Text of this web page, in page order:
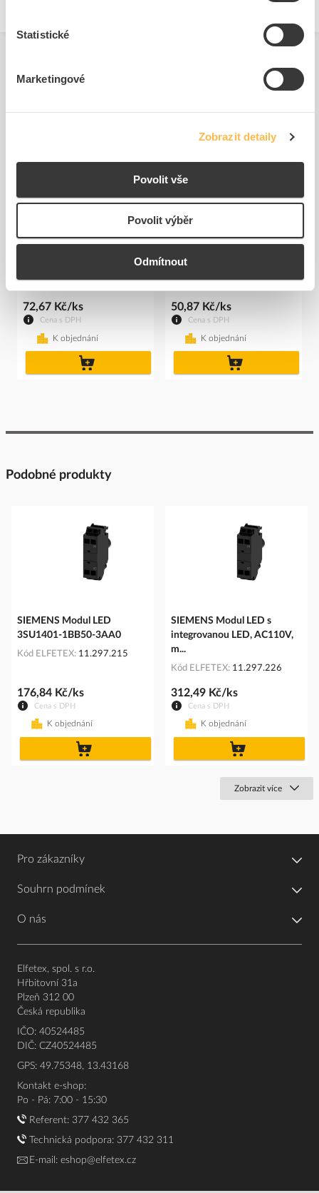
Statistické
Marketingové
Zobrazit detaily
Povolit vše
Povolit výběr
Odmítnout
SIEMENS Držák 3SU1550-
Kód ELFETEX 11.288.280
Cena s DPH
72,67 Kč/ks
K objednání
SIEMENS Držák 3SU1500-
Kód ELFETEX
Cena s DPH
50,87 Kč/ks
K objednání
Podobné produkty
SIEMENS Modul LED
3SU1401-1BB50-3AA0
Kód ELFETEX 11.297.215
Cena s DPH
176,84 Kč/ks
K objednání
SIEMENS Modul LED s
integrovanou LED, AC110V,
m...
Kód ELFETEX 11.297.226
Cena s DPH
312,49 Kč/ks
K objednání
Zobrazit více
Pro zákazníky
Souhrn podmínek
O nás
Elfetex, spol. s r.o.
Hřbitovní 31a
Plzeň 312 00
Česká republika
IČO: 40524485
DIČ: CZ40524485
GPS: 49.75348, 13.43168
Kontakt e-shop:
Po - Pá: 7:00 - 15:30
Referent: 377 432 365
Technická podpora: 377 432 311
E-mail: eshop@elfetex.cz